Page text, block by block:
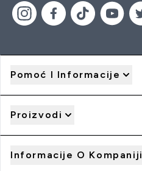
Pomoć I Informacije
Proizvodi
Informacije O Kompaniji